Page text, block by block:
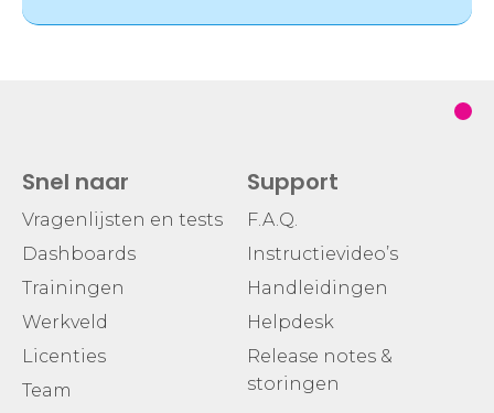
Snel naar
Vragenlijsten en tests
Dashboards
Trainingen
Werkveld
Licenties
Team
Support
F.A.Q.
Instructievideo’s
Handleidingen
Helpdesk
Release notes &
storingen